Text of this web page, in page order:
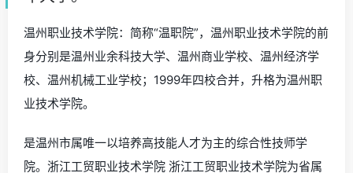
温州职业技术学院：简称“温职院”，温州职业技术学院的前
身分别是温州业余科技大学、温州商业学校、温州经济学
校、温州机械工业学校；1999年四校合并，升格为温州职
业技术学院。
是温州市属唯一以培养高技能人才为主的综合性技师学
院。浙江工贸职业技术学院 浙江工贸职业技术学院为省属